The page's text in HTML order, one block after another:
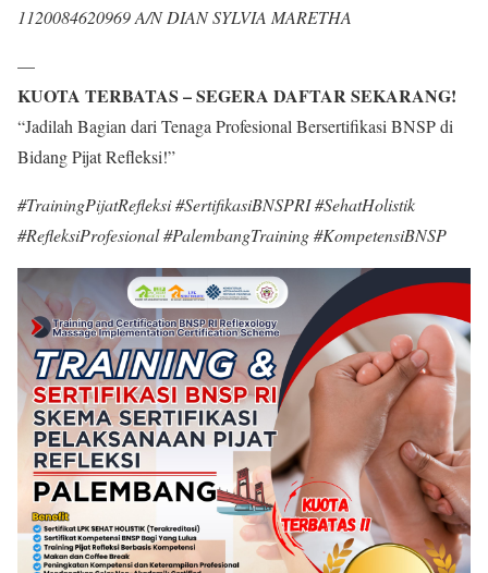
1120084620969 A/N DIAN SYLVIA MARETHA
—
KUOTA TERBATAS – SEGERA DAFTAR SEKARANG!
“Jadilah Bagian dari Tenaga Profesional Bersertifikasi BNSP di
Bidang Pijat Refleksi!”
#TrainingPijatRefleksi #SertifikasiBNSPRI #SehatHolistik
#RefleksiProfesional #PalembangTraining #KompetensiBNSP